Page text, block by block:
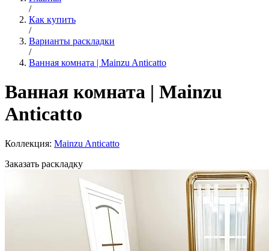
/
Как купить
/
Варианты раскладки
/
Ванная комната | Mainzu Anticatto
Ванная комната | Mainzu
Anticatto
Коллекция: Mainzu Anticatto
Заказать раскладку